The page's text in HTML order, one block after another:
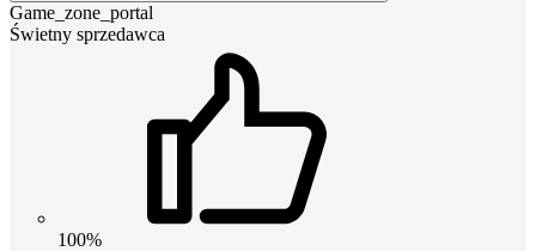
Game_zone_portal
Świetny sprzedawca
100%